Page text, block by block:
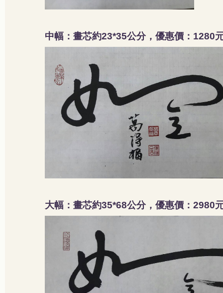
中幅：畫芯約23*35公分，優惠價： 1280
大幅：畫芯約35*68公分，優惠價： 2980